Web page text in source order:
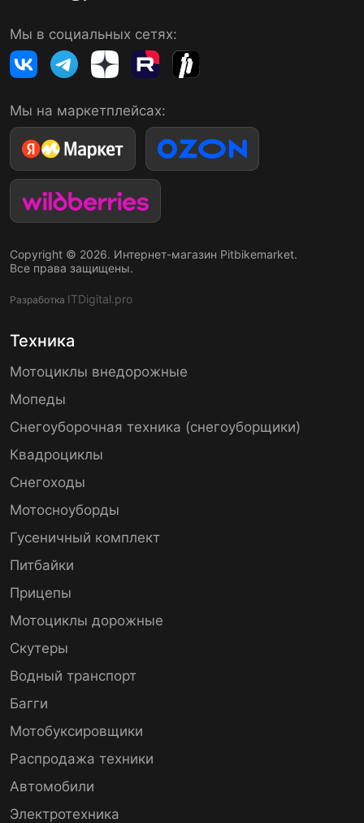
Мы в социальных сетях:
Мы на маркетплейсах:
Copyright © 2026. Интернет-магазин Pitbikemarket.
Все права защищены.
Разработка ITDigital.pro
Техника
Мотоциклы внедорожные
Мопеды
Снегоуборочная техника (снегоуборщики)
Квадроциклы
Снегоходы
Мотосноуборды
Гусеничный комплект
Питбайки
Прицепы
Мотоциклы дорожные
Скутеры
Водный транспорт
Багги
Мотобуксировщики
Распродажа техники
Автомобили
Электротехника